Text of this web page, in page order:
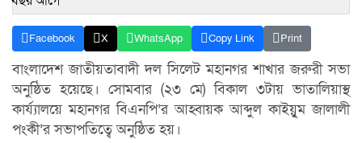
Facebook X WhatsApp Copy Link Print
বাংলাদেশ জাতীয়তাবাদী দল সিলেট মহানগর শাখার জরুরী সভা
অনুষ্ঠিত হয়েছে। সোমবার (২৩ মে) বিকাল ৩টায় ভাতালিয়াস্থ
কার্য্যালয়ে মহানগর বিএনপি’র আহ্বায়ক আব্দুল কাইয়ুৃম জালালী
পংকী’র সভাপতিত্বে অনুষ্ঠিত হয়।